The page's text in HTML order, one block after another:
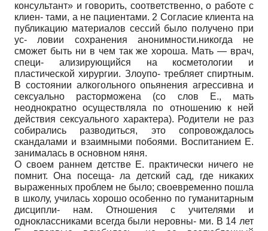
консультант» и говорить, соответственно, о работе с
клиен- тами, а не пациентами. 2 Согласие клиента на
публикацию материалов сессий было получено при
ус- ловии сохранения анонимности.никогда не
сможет быть ни в чем так же хороша. Мать — врач,
специ- ализирующийся на косметологии и
пластической хирургии. Злоупо- требляет спиртным.
В состоянии алкогольного опьянения агрессивна и
сексуально расторможена (со слов Е., мать
неоднократно осуществляла по отношению к ней
действия сексуального характера). Родители не раз
собирались разводиться, это сопровождалось
скандалами и взаимными побоями. Воспитанием Е.
занималась в основном няня.
О своем раннем детстве Е. практически ничего не
помнит. Она посеща- ла детский сад, где никаких
выраженных проблем не было; своевременно пошла
в школу, училась хорошо особенно по гуманитарным
дисципли- нам. Отношения с учителями и
одноклассниками всегда были неровны- ми. В 14 лет